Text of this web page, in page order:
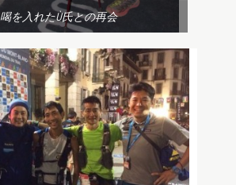
喝を入れたÙ氏との再会